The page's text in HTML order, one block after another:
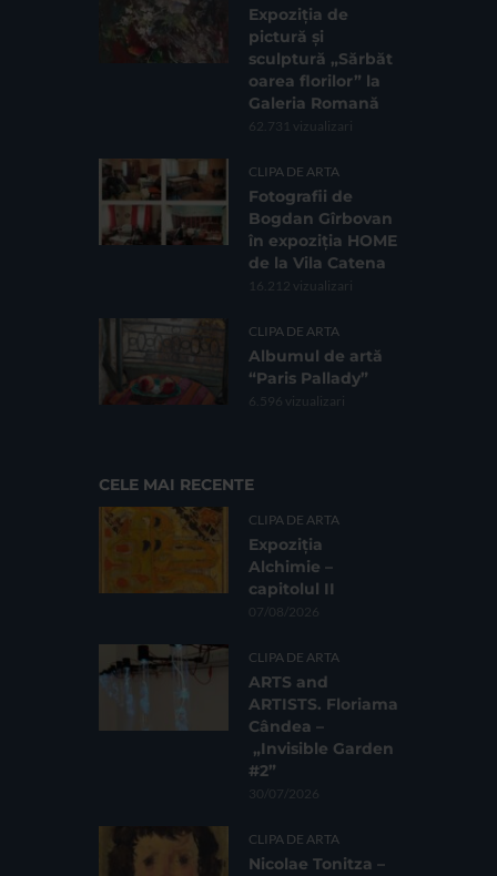
Expoziția de
pictură și
sculptură „Sărbăt
oarea florilor” la
Galeria Romană
62.731 vizualizari
CLIPA DE ARTA
Fotografii de
Bogdan Gîrbovan
în expoziția HOME
de la Vila Catena
16.212 vizualizari
CLIPA DE ARTA
Albumul de artă
“Paris Pallady”
6.596 vizualizari
CELE MAI RECENTE
CLIPA DE ARTA
Expoziția
Alchimie –
capitolul II
07/08/2026
CLIPA DE ARTA
ARTS and
ARTISTS. Floriama
Cândea –
„Invisible Garden
#2”
30/07/2026
CLIPA DE ARTA
Nicolae Tonitza –